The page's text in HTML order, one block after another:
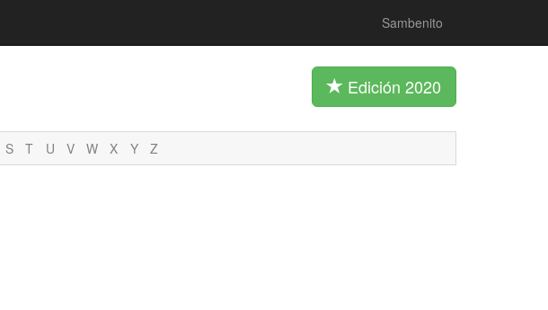
Sambenito
Edición 2020
S T U V W X Y Z